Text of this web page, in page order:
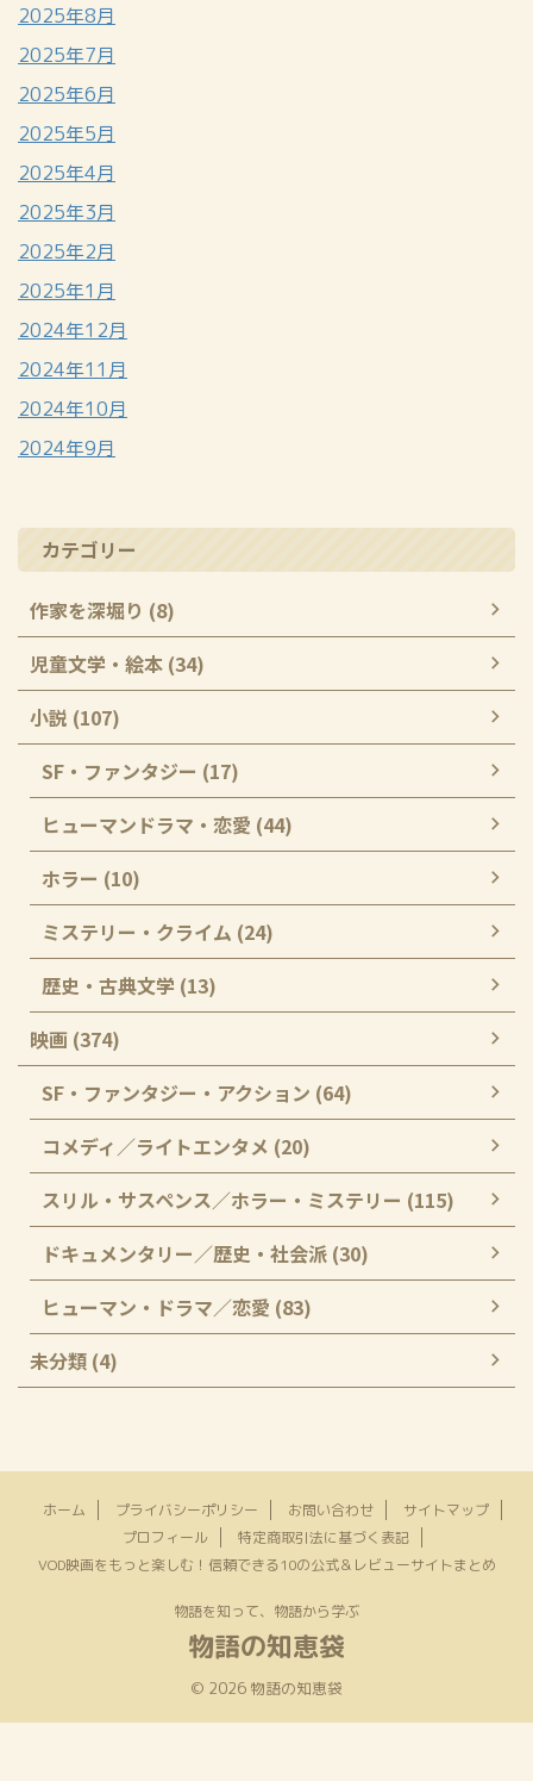
2025年8月
2025年7月
2025年6月
2025年5月
2025年4月
2025年3月
2025年2月
2025年1月
2024年12月
2024年11月
2024年10月
2024年9月
カテゴリー
作家を深堀り (8)
児童文学・絵本 (34)
小説 (107)
SF・ファンタジー (17)
ヒューマンドラマ・恋愛 (44)
ホラー (10)
ミステリー・クライム (24)
歴史・古典文学 (13)
映画 (374)
SF・ファンタジー・アクション (64)
コメディ／ライトエンタメ (20)
スリル・サスペンス／ホラー・ミステリー (115)
ドキュメンタリー／歴史・社会派 (30)
ヒューマン・ドラマ／恋愛 (83)
未分類 (4)
ホーム プライバシーポリシー お問い合わせ
サイトマップ
プロフィール
特定商取引法に基づく表記
VOD映画をもっと楽しむ！信頼できる10の公式＆レビューサイトまとめ
物語を知って、物語から学ぶ
物語の知恵袋
© 2026 物語の知恵袋